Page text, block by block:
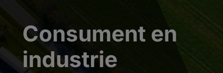
Consument en
industrie